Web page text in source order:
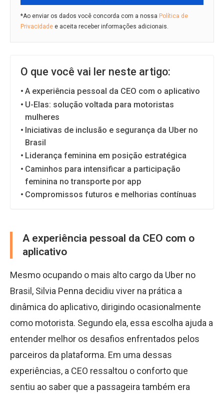
*Ao enviar os dados você concorda com a nossa Política de
Privacidade e aceita receber informações adicionais.
O que você vai ler neste artigo:
A experiência pessoal da CEO com o aplicativo
U-Elas: solução voltada para motoristas
mulheres
Iniciativas de inclusão e segurança da Uber no
Brasil
Liderança feminina em posição estratégica
Caminhos para intensificar a participação
feminina no transporte por app
Compromissos futuros e melhorias contínuas
A experiência pessoal da CEO com o
aplicativo
Mesmo ocupando o mais alto cargo da Uber no
Brasil, Silvia Penna decidiu viver na prática a
dinâmica do aplicativo, dirigindo ocasionalmente
como motorista. Segundo ela, essa escolha ajuda a
entender melhor os desafios enfrentados pelos
parceiros da plataforma. Em uma dessas
experiências, a CEO ressaltou o conforto que
sentiu ao saber que a passageira também era